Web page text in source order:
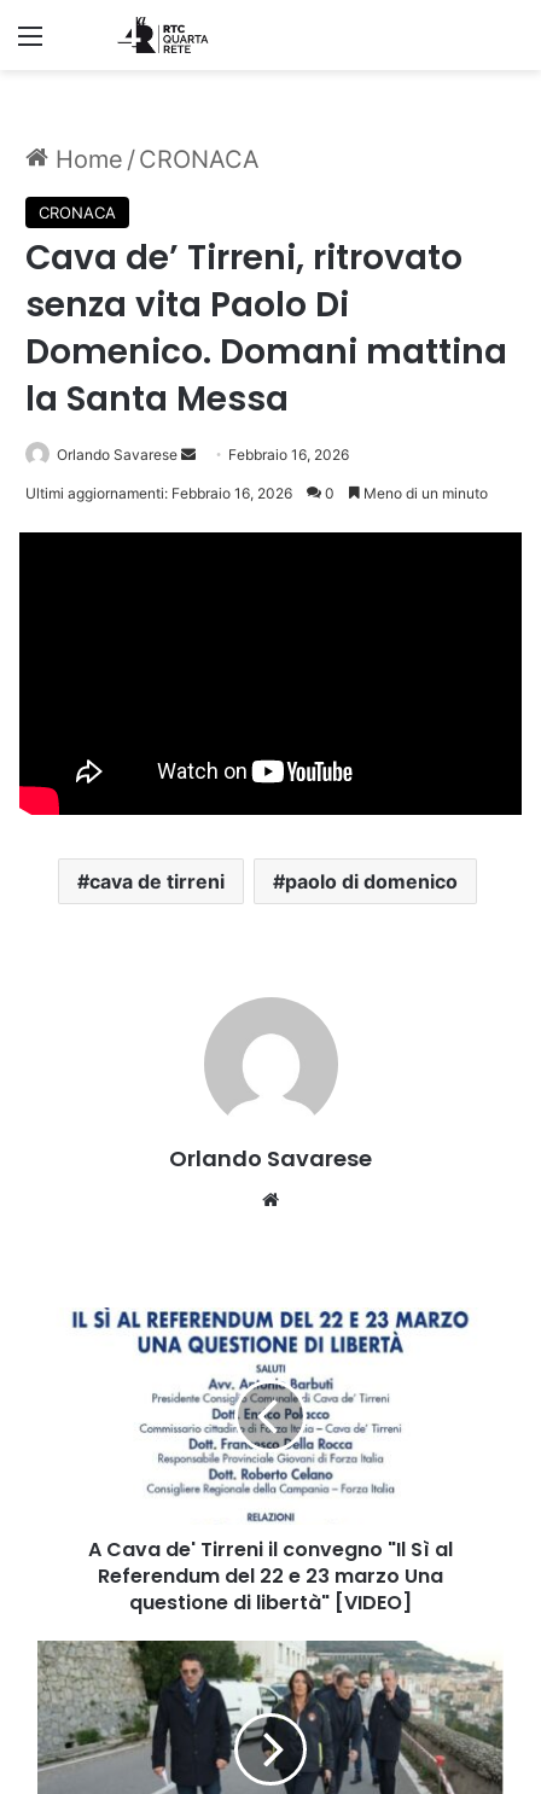
Menu
Home /CRONACA
CRONACA
Cava de’ Tirreni, ritrovato
senza vita Paolo Di
Domenico. Domani mattina
la Santa Messa
Orlando Savarese
Invia Febbraio 16, 2026
Ultimi aggiornamenti: Febbraio 16, 2026 0 Meno di un minuto
cava de tirreni paolo di domenico
Orlando Savarese
Referendum
23
marzo
Una
questione
di
libertà"
A Cava de' Tirreni il convegno "Il Sì al
Referendum del 22 e 23 marzo Una
questione di libertà" [VIDEO]
Costiera
Amalfitana,
riaperta
ieri
tra
Vietri